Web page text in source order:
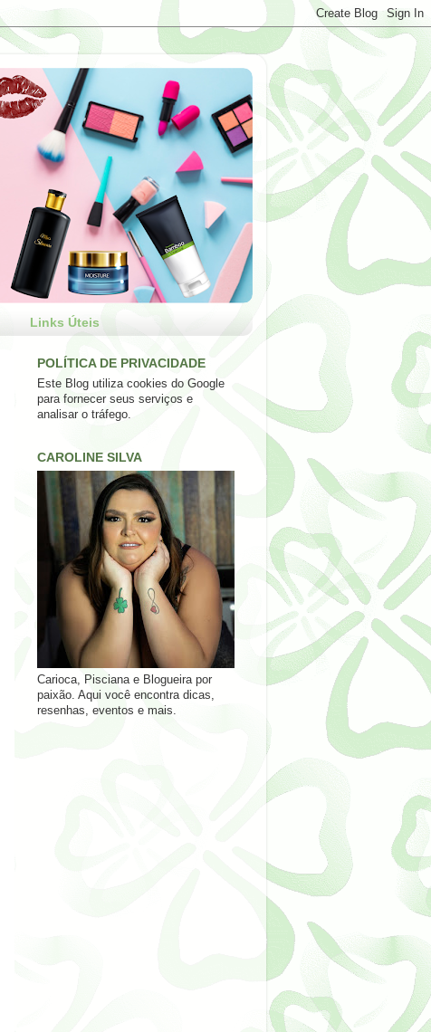
Links Úteis
POLÍTICA DE PRIVACIDADE
Este Blog utiliza cookies do Google
para fornecer seus serviços e
analisar o tráfego.
CAROLINE SILVA
Carioca, Pisciana e Blogueira por
paixão. Aqui você encontra dicas,
resenhas, eventos e mais.